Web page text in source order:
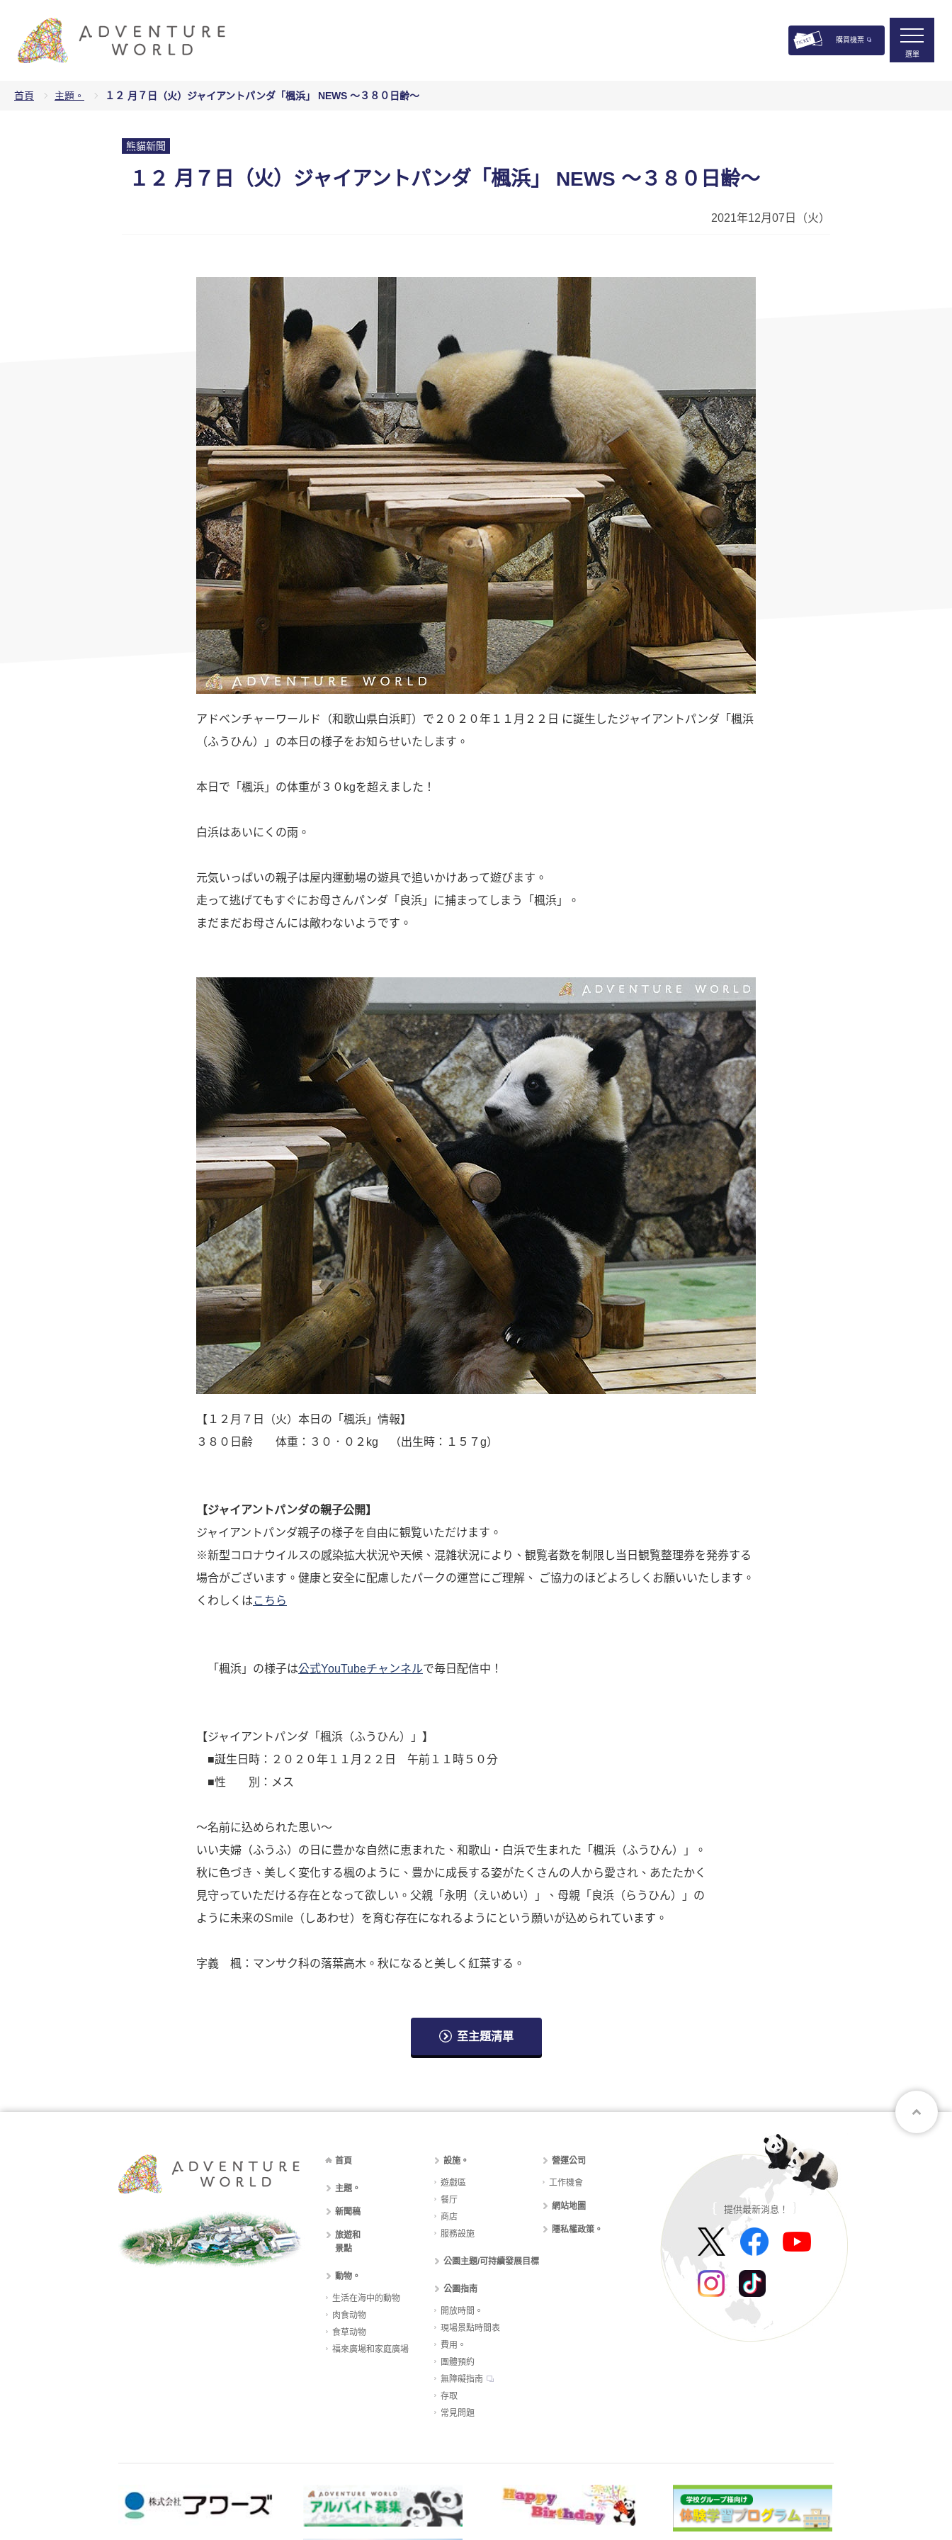
購買機票
選單
首頁 主題。 １２ 月７日（火）ジャイアントパンダ「楓浜」 NEWS ～３８０日齢～
熊貓新聞
１２ 月７日（火）ジャイアントパンダ「楓浜」 NEWS ～３８０日齢～
2021年12月07日（火）
アドベンチャーワールド（和歌山県白浜町）で２０２０年１１月２２日 に誕生したジャイアントパンダ「楓浜
（ふうひん）」の本日の様子をお知らせいたします。
本日で「楓浜」の体重が３０kgを超えました！
白浜はあいにくの雨。
元気いっぱいの親子は屋内運動場の遊具で追いかけあって遊びます。
走って逃げてもすぐにお母さんパンダ「良浜」に捕まってしまう「楓浜」。
まだまだお母さんには敵わないようです。
【１２月７日（火）本日の「楓浜」情報】
３８０日齢 体重：３０．０２kg （出生時：１５７g）
【ジャイアントパンダの親子公開】
ジャイアントパンダ親子の様子を自由に観覧いただけます。
※新型コロナウイルスの感染拡大状況や天候、混雑状況により、観覧者数を制限し当日観覧整理券を発券する
場合がございます。健康と安全に配慮したパークの運営にご理解、 ご協力のほどよろしくお願いいたします。
くわしくはこちら
「楓浜」の様子は公式YouTubeチャンネルで毎日配信中！
【ジャイアントパンダ「楓浜（ふうひん）」】
■誕生日時：２０２０年１１月２２日 午前１１時５０分
■性 別：メス
～名前に込められた思い～
いい夫婦（ふうふ）の日に豊かな自然に恵まれた、和歌山・白浜で生まれた「楓浜（ふうひん）」。
秋に色づき、美しく変化する楓のように、豊かに成長する姿がたくさんの人から愛され、あたたかく
見守っていただける存在となって欲しい。父親「永明（えいめい）」、母親「良浜（らうひん）」の
ように未来のSmile（しあわせ）を育む存在になれるようにという願いが込められています。
字義 楓：マンサク科の落葉高木。秋になると美しく紅葉する。
至主題清單
首頁
主題。
新聞稿
旅遊和
景點
動物。
生活在海中的動物
肉食动物
食草动物
福來廣場和家庭廣場
設施。
遊戲區
餐厅
商店
服務設施
公園主題/可持續發展目標
公園指南
開放時間。
現場景點時間表
費用。
團體預約
無障礙指南
存取
常見問題
營運公司
工作機會
網站地圖
隱私權政策。
提供最新消息！